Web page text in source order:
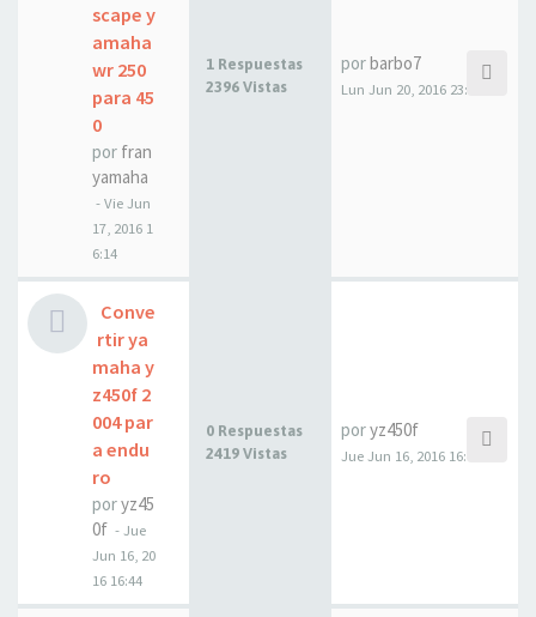
scape y
amaha
wr 250
para 45
0
por fran
yamaha
- Vie Jun
17, 2016 1
6:14
1 Respuestas
2396 Vistas
porbarbo7
Lun Jun 20, 2016 23:20
Conve
rtir ya
maha y
z450f 2
004 par
a endu
ro
poryz45
0f - Jue
Jun 16, 20
16 16:44
0 Respuestas
2419 Vistas
poryz450f
Jue Jun 16, 2016 16:44